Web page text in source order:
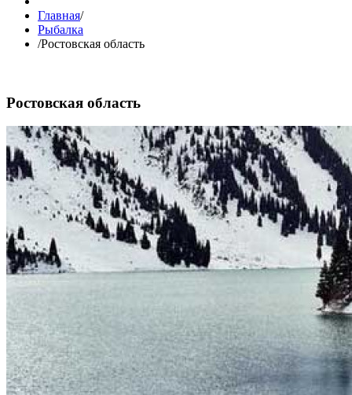
Главная/
Рыбалка
/Ростовская область
Ростовская область